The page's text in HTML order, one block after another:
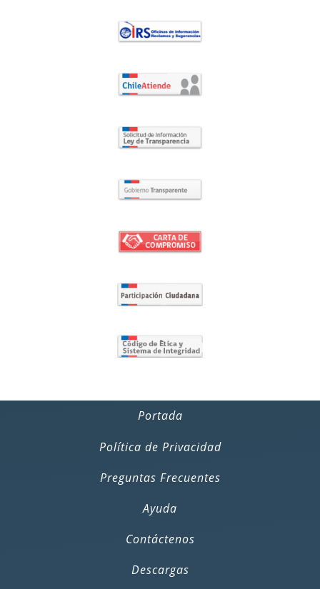
Portada
Política de Privacidad
Preguntas Frecuentes
Ayuda
Contáctenos
Descargas